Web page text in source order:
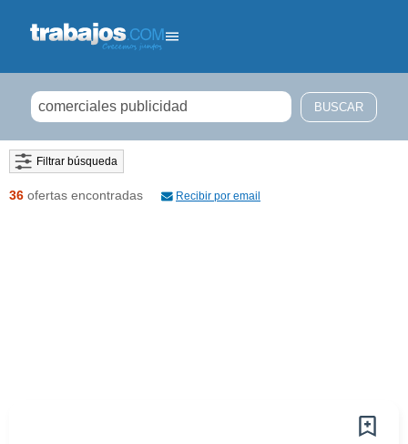
Filtrar búsqueda
36 ofertas encontradas Recibir por email